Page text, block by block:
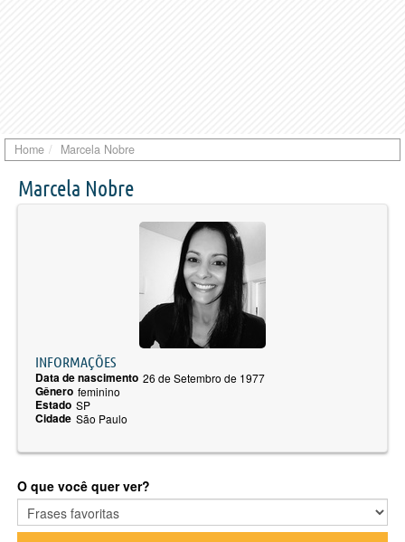
Home Marcela Nobre
Marcela Nobre
INFORMAÇÕES
Data de nascimento 26 de Setembro de 1977
Gênero feminino
Estado SP
Cidade São Paulo
O que você quer ver?